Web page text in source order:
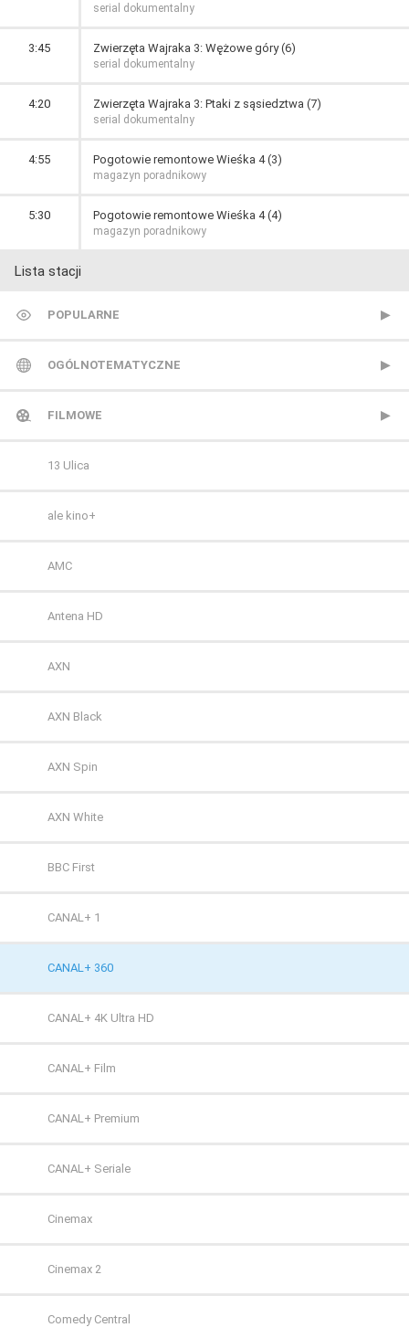
serial dokumentalny
3:45 Zwierzęta Wajraka 3: Wężowe góry (6)
serial dokumentalny
4:20 Zwierzęta Wajraka 3: Ptaki z sąsiedztwa (7)
serial dokumentalny
4:55 Pogotowie remontowe Wieśka 4 (3)
magazyn poradnikowy
5:30 Pogotowie remontowe Wieśka 4 (4)
magazyn poradnikowy
Lista stacji
POPULARNE
TVP 1
TVP 2
Polsat
TVN
OGÓLNOTEMATYCZNE
Metro TV
Nowa TV
Polonia 1
Polsat 2
Super Polsat
Tele 5
TV 4
TV 6
TV Puls
TV Puls 2
TVN 7
TVP HD
TVP Kultura
TVP Kultura 2
TVP Polonia
TVS
WP
ZOOM
FILMOWE
13 Ulica
ale kino+
AMC
Antena HD
AXN
AXN Black
AXN Spin
AXN White
BBC First
CANAL+ 1
CANAL+ 360
CANAL+ 4K Ultra HD
CANAL+ Film
CANAL+ Premium
CANAL+ Seriale
Cinemax
Cinemax 2
Comedy Central